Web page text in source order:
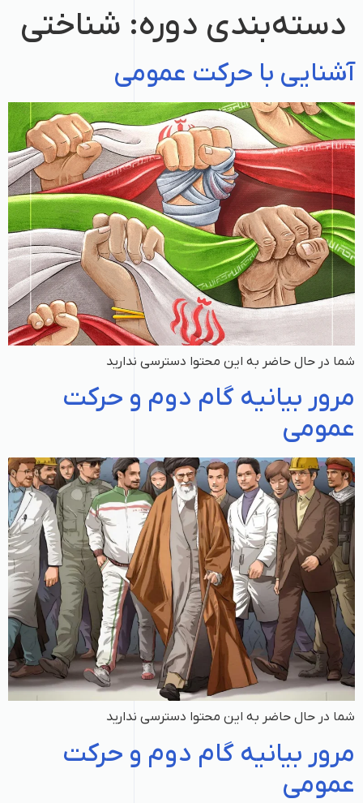
دسته‌بندی دوره: شناختی
آشنایی با حرکت عمومی
شما در حال حاضر به این محتوا دسترسی ندارید
مرور بیانیه گام دوم و حرکت
عمومی
شما در حال حاضر به این محتوا دسترسی ندارید
مرور بیانیه گام دوم و حرکت
عمومی